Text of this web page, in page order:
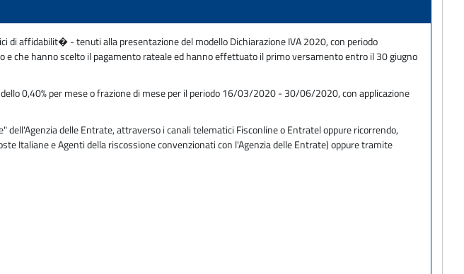
affidabilit� - tenuti alla presentazione del modello Dichiarazione IVA 2020, con periodo
che hanno scelto il pagamento rateale ed hanno effettuato il primo versamento entro il 30 giugno
0,40% per mese o frazione di mese per il periodo 16/03/2020 - 30/06/2020, con applicazione
delle Entrate, attraverso i canali telematici Fisconline o Entratel oppure ricorrendo,
Italiane e Agenti della riscossione convenzionati con l'Agenzia delle Entrate) oppure tramite